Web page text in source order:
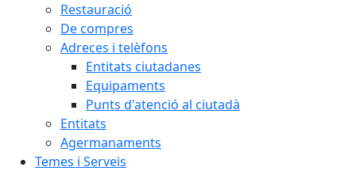
Restauració
De compres
Adreces i telèfons
Entitats ciutadanes
Equipaments
Punts d'atenció al ciutadà
Entitats
Agermanaments
Temes i Serveis